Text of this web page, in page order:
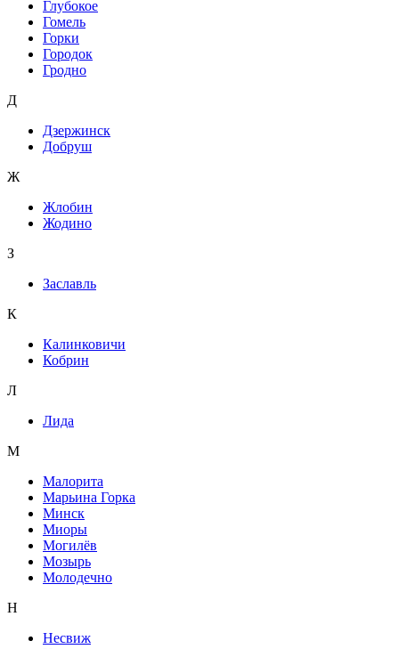
Глубокое
Гомель
Горки
Городок
Гродно
Д
Дзержинск
Добруш
Ж
Жлобин
Жодино
З
Заславль
К
Калинковичи
Кобрин
Л
Лида
М
Малорита
Марьина Горка
Минск
Миоры
Могилёв
Мозырь
Молодечно
Н
Несвиж